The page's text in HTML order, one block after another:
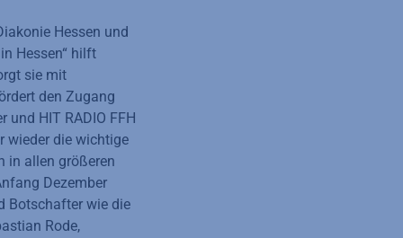
Hessen und
Hessen“ hilft
sie mit
den Zugang
und HIT RADIO FFH
wieder die wichtige
in allen größeren
Dezember
Botschafter wie die
Rode,